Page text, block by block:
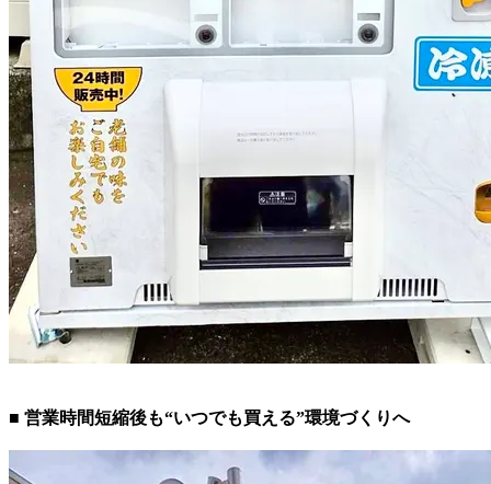
■ 営業時間短縮後も“いつでも買える”環境づくりへ